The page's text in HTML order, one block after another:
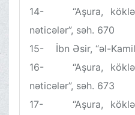
14- “Aşura, köklər,
nəticələr”, səh. 670
15- İbn Əsir, “əl-
16- “Aşura, köklər,
nəticələr”, səh. 673
17- “Aşura, köklər,